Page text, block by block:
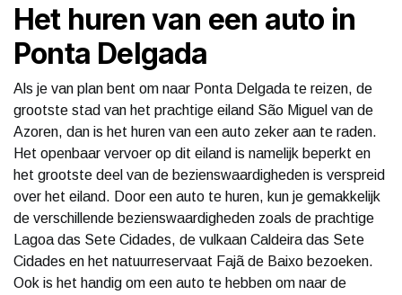
Het huren van een auto in
Ponta Delgada
Als je van plan bent om naar Ponta Delgada te reizen, de
grootste stad van het prachtige eiland São Miguel van de
Azoren, dan is het huren van een auto zeker aan te raden.
Het openbaar vervoer op dit eiland is namelijk beperkt en
het grootste deel van de bezienswaardigheden is verspreid
over het eiland. Door een auto te huren, kun je gemakkelijk
de verschillende bezienswaardigheden zoals de prachtige
Lagoa das Sete Cidades, de vulkaan Caldeira das Sete
Cidades en het natuurreservaat Fajã de Baixo bezoeken.
Ook is het handig om een auto te hebben om naar de